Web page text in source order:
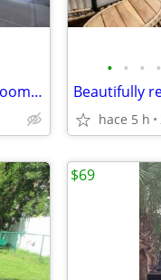
Recently updated concrete block 2 bedroom 1 bath home
• • • •
Beautifully
hace 5 h
$69